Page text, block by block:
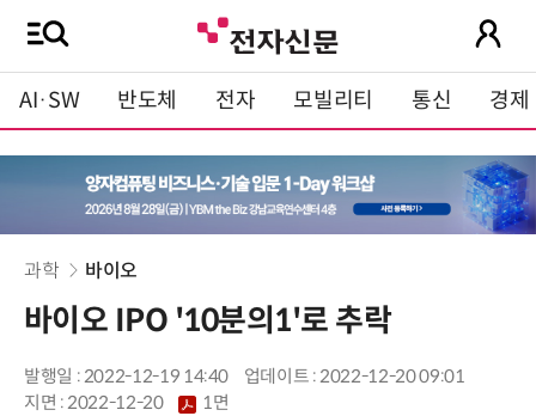
AI·SW 반도체 전자 모빌리티 통신 경제
과학 바이오
바이오 IPO '10분의1'로 추락
발행일 : 2022-12-19 14:40
업데이트 : 2022-12-20 09:01
지면 :2022-12-20 1면